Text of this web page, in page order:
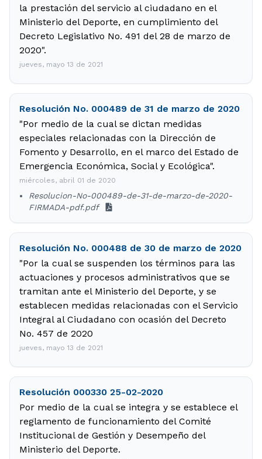
la prestación del servicio al ciudadano en el
Ministerio del Deporte, en cumplimiento del
Decreto Legislativo No. 491 del 28 de marzo de
2020".
jueves, mayo 13 de 2021
Resolución No. 000489 de 31 de marzo de 2020
"Por medio de la cual se dictan medidas
especiales relacionadas con la Dirección de
Fomento y Desarrollo, en el marco del Estado de
Emergencia Económica, Social y Ecológica".
miércoles, abril 01 de 2020
Resolucion-No-000489-de-31-de-marzo-de-2020-
FIRMADA-pdf.pdf
Resolución No. 000488 de 30 de marzo de 2020
"Por la cual se suspenden los términos para las
actuaciones y procesos administrativos que se
tramitan ante el Ministerio del Deporte, y se
establecen medidas relacionadas con el Servicio
Integral al Ciudadano con ocasión del Decreto
No. 457 de 2020
jueves, mayo 13 de 2021
Resolución 000330 25-02-2020
Por medio de la cual se integra y se establece el
reglamento de funcionamiento del Comité
Institucional de Gestión y Desempeño del
Ministerio del Deporte.